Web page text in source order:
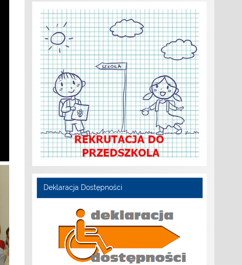
Deklaracja Dostępności